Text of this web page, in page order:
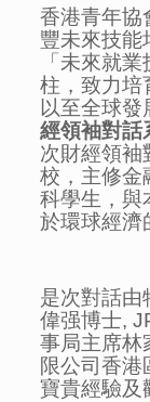
香港青年協
豐未來技能
「未來就
柱，致力培
以至全球
經領袖對話
次財經領袖
校，主修金
科學生，與
於環球經濟
是次對話由
偉强博士,
事局主席林
限公司香
寶貴經驗及